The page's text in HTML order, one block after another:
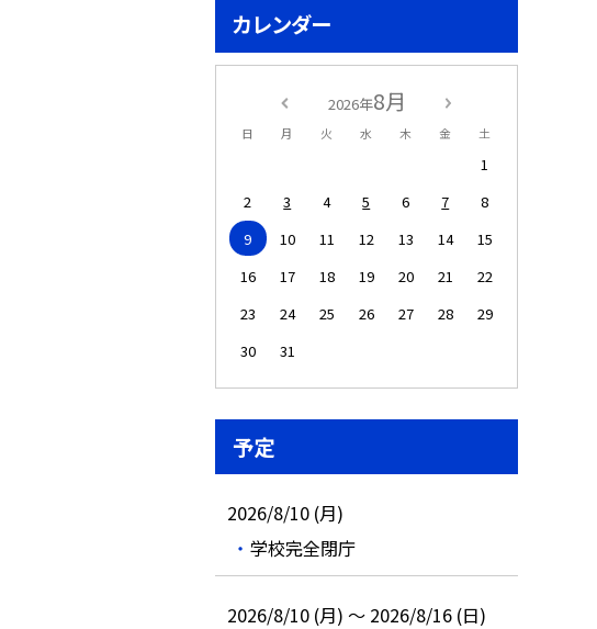
カレンダー
2026年8月
日 月 火 水 木 金 土
1
2
3 4 5 6 7
8
9
10 11 12 13 14
15
16
17 18 19 20 21
22
23
24 25 26 27 28
29
30
31
予定
2026/8/10 (月)
学校完全閉庁
2026/8/10 (月) ～ 2026/8/16 (日)